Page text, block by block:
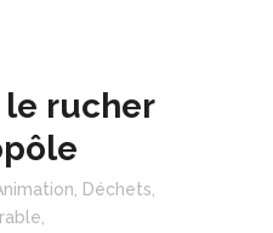
le rucher
Déchets